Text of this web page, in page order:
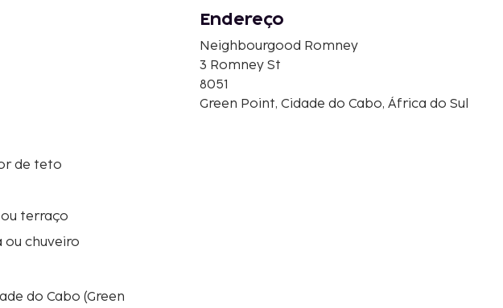
de teto
terraço
ou chuveiro
do Cabo (Green
Endereço
Neighbourgood Romney
3 Romney St
8051
Green Point, Cidade do Cabo, África do Sul